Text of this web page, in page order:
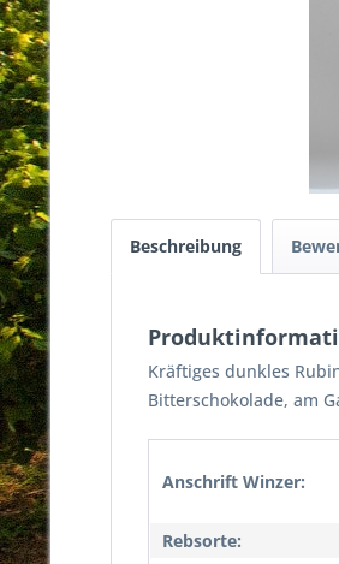
Beschreibung
Kräftiges dunkles
Bitterschokolade, am
Anschrift Winzer:
Rebsorte: